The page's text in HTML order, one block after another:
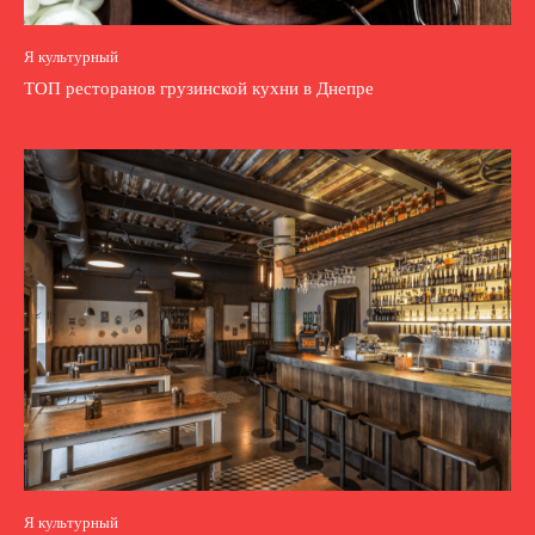
Я культурный
ТОП ресторанов грузинской кухни в Днепре
Я культурный